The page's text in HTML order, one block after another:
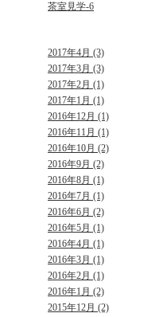
茶室見学-6
2017年4月 (3)
2017年3月 (3)
2017年2月 (1)
2017年1月 (1)
2016年12月 (1)
2016年11月 (1)
2016年10月 (2)
2016年9月 (2)
2016年8月 (1)
2016年7月 (1)
2016年6月 (2)
2016年5月 (1)
2016年4月 (1)
2016年3月 (1)
2016年2月 (1)
2016年1月 (2)
2015年12月 (2)